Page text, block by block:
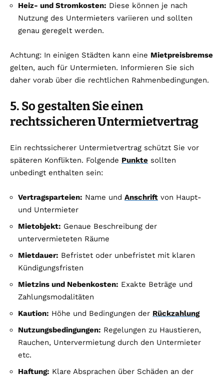
Heiz- und Stromkosten: Diese können je nach
Nutzung des Untermieters variieren und sollten
genau geregelt werden.
Achtung: In einigen Städten kann eine Mietpreisbremse
gelten, auch für Untermieten. Informieren Sie sich
daher vorab über die rechtlichen Rahmenbedingungen.
5. So gestalten Sie einen
rechtssicheren Untermietvertrag
Ein rechtssicherer Untermietvertrag schützt Sie vor
späteren Konflikten. Folgende Punkte sollten
unbedingt enthalten sein:
Vertragsparteien: Name und Anschrift von Haupt-
und Untermieter
Mietobjekt: Genaue Beschreibung der
untervermieteten Räume
Mietdauer: Befristet oder unbefristet mit klaren
Kündigungsfristen
Mietzins und Nebenkosten: Exakte Beträge und
Zahlungsmodalitäten
Kaution: Höhe und Bedingungen der Rückzahlung
Nutzungsbedingungen: Regelungen zu Haustieren,
Rauchen, Untervermietung durch den Untermieter
etc.
Haftung: Klare Absprachen über Schäden an der